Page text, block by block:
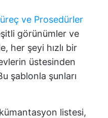
ve Prosedürler
görünümler ve
her şeyi hızlı bir
üstesinden
şablonla şunları
listesi,